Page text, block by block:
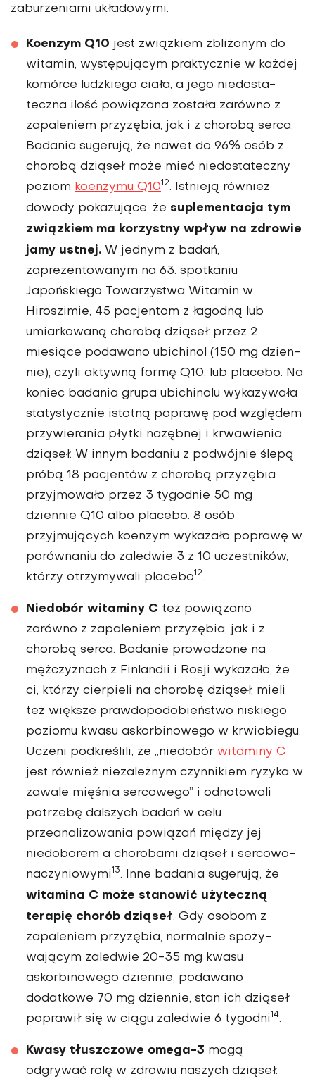
zaburzeniami układowymi.
Koenzym Q10 jest związkiem zbliżonym do
witamin, występują­cym praktycznie w każdej
komórce ludzkiego ciała, a jego niedosta­
teczna ilość powiązana została zarówno z
zapaleniem przyzębia, jak i z chorobą serca.
Badania sugerują, że nawet do 96% osób z
chorobą dziąseł może mieć niedostateczny
poziom koenzymu Q1012. Istnieją również
dowody pokazujące, że suplementacja tym
związkiem ma korzystny wpływ na zdrowie
jamy ustnej. W jednym z badań,
zaprezentowanym na 63. spo­tkaniu
Japońskiego Towarzystwa Witamin w
Hiroszimie, 45 pacjen­tom z łagodną lub
umiarkowaną chorobą dziąseł przez 2
miesiące podawano ubichinol (150 mg dzien­
nie), czyli aktywną formę Q10, lub placebo. Na
koniec badania grupa ubichinolu wykazywała
staty­stycznie istotną poprawę pod względem
przywierania płytki nazębnej i krwawienia
dziąseł. W innym badaniu z podwójnie ślepą
próbą 18 pacjentów z chorobą przyzębia
przyjmowało przez 3 tygo­dnie 50 mg
dziennie Q10 albo pla­cebo. 8 osób
przyjmujących koenzym wykazało poprawę w
porównaniu do zaledwie 3 z 10 uczestników,
którzy otrzymywali placebo12.
Niedobór witaminy C też powią­zano
zarówno z zapaleniem przy­zębia, jak i z
chorobą serca. Bada­nie prowadzone na
mężczyznach z Finlandii i Rosji wykazało, że
ci, którzy cierpieli na chorobę dziąseł, mieli
też większe prawdopodo­bieństwo niskiego
poziomu kwasu askorbinowego w krwiobiegu.
Uczeni podkreślili, że „niedobór witaminy C
jest również niezależ­nym czynnikiem ryzyka w
zawale mięśnia sercowego” i odnotowali
potrzebę dalszych badań w celu
przeanalizowania powiązań między jej
niedoborem a chorobami dzią­seł i sercowo-
naczyniowymi13. Inne badania sugerują, że
witamina C może stanowić użyteczną
terapię chorób dziąseł. Gdy osobom z
zapa­leniem przyzębia, normalnie spoży­
wającym zaledwie 20-35 mg kwasu
askorbinowego dziennie, poda­wano
dodatkowe 70 mg dzien­nie, stan ich dziąseł
poprawił się w ciągu zaledwie 6 tygodni14.
Kwasy tłuszczowe omega-3 mogą
odgrywać rolę w zdrowiu naszych dziąseł.